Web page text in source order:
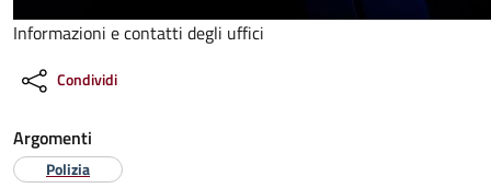
Informazioni e contatti degli uffici
Condividi
Argomenti
Polizia